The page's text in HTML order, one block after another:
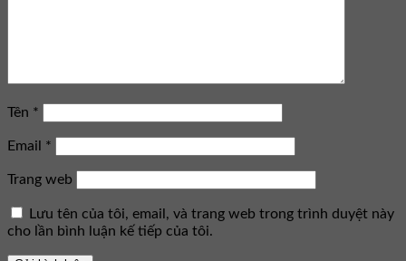
Tên *
Email *
Trang web
Lưu tên của tôi, email, và trang web trong trình duyệt này
cho lần bình luận kế tiếp của tôi.